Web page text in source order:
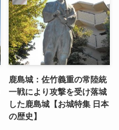
鹿島城：佐竹義重の常陸統
一戦により攻撃を受け落城
した鹿島城【お城特集 日本
の歴史】